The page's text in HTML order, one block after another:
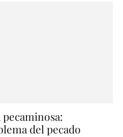
del pecado